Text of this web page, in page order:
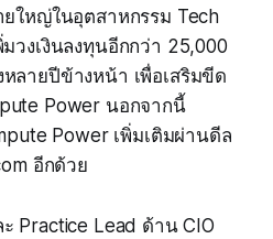
ยใหญ่ในอุตสาหกรรม Tech
วงเงินลงทุนอีกกว่า 25,000
ลายปีข้างหน้า เพื่อเสริมขีด
Power นอกจากนี้
Power เพิ่มเติมผ่านดีล
อีกด้วย
Practice Lead ด้าน CIO